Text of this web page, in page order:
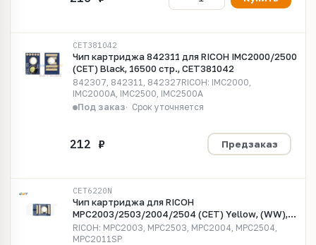
CET381042
Чип картриджа 842311 для RICOH IMC2000/2500
(CET) Black, 16500 стр., CET381042
842307, 842311, 842327RICOH: IMC2000,
IMC2000A, IMC2500, IMC2500A
Под заказ
Срок уточняется
Предзаказ
CET6220N
Чип картриджа для RICOH
MPC2003/2503/2004/2504 (CET) Yellow, (WW),
9500 стр., CET6220N
RICOH: MPC2003, MPC2503, MPC2004, MPC2504,
MPC2011SP